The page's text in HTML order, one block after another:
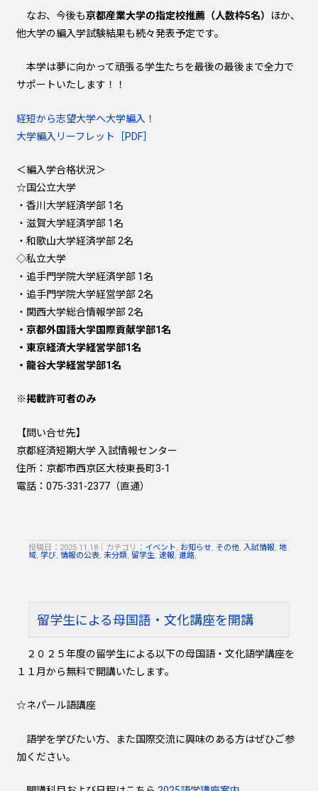
なお、今後も京都産業大学の指定校推薦（人数枠5名）
ほか、
他大学の編入学試験結果も続々発表予定です。
本学は夢に向かって頑張る学生たちを最後の最後まで全力で
サポートいたします！！
経短から志望大学へ大学編入！
大学編入リーフレット［PDF］
＜編入学合格状況＞
☆国公立大学
・香川大学経済学部 1名
・滋賀大学経済学部 1名
・和歌山大学経済学部 2名
◇私立大学
・追手門学院大学経済学部 1名
・追手門学院大学経営学部 2名
・関西大学総合情報学部 2名
・京都外国語大学国際貢献学部1名
・東京経済大学経営学部1名
・龍谷大学経営学部1名
※掲載許可者のみ
【問い合せ先】
京都経済短期大学 入試情報センター
住所：京都市西京区大枝東長町3-1
電話：075-331-2377（直通）
投稿日：2025.11.18 カテゴリ： イベント, お知らせ, その他, 入試情報, 地
域, 学び, 情報の公表, 未分類, 留学生, 速報, 進路,
留学生による母国語・文化講座を開講
２０２５年度の留学生による以下の母国語・文化語学講座を
１１月から無料で開講いたします。
☆ネパール語講座
語学を学びたい方、また国際交流に興味のある方はぜひご参
加ください。